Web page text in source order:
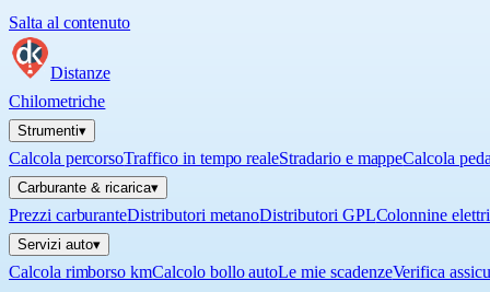
Salta al contenuto
Distanze
Chilometriche
Strumenti▾
Calcola percorsoTraffico in tempo realeStradario e mappeCalcola
Carburante & ricarica▾
Prezzi carburanteDistributori metanoDistributori GPLColonnine
Servizi auto▾
Calcola rimborso kmCalcolo bollo autoLe mie scadenzeVerifica